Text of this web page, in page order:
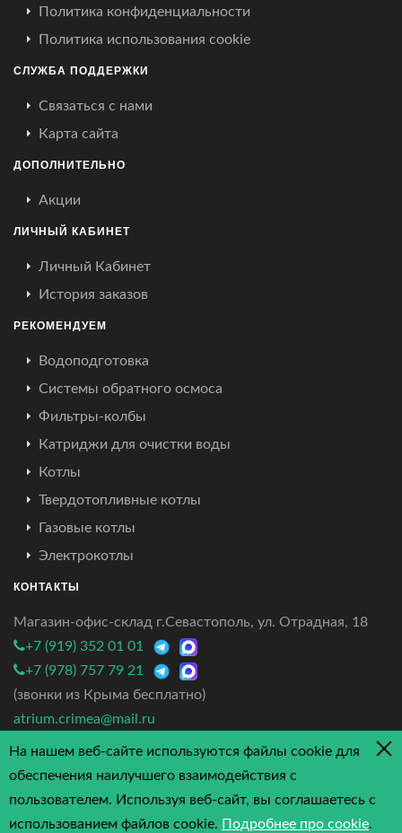
Политика конфиденциальности
Политика использования cookie
СЛУЖБА ПОДДЕРЖКИ
Связаться с нами
Карта сайта
ДОПОЛНИТЕЛЬНО
Акции
ЛИЧНЫЙ КАБИНЕТ
Личный Кабинет
История заказов
РЕКОМЕНДУЕМ
Водоподготовка
Системы обратного осмоса
Фильтры-колбы
Катриджи для очистки воды
Котлы
Твердотопливные котлы
Газовые котлы
Электрокотлы
КОНТАКТЫ
Магазин-офис-склад г.Севастополь, ул. Отрадная, 18
+7 (919) 352 01 01
+7 (978) 757 79 21
(звонки из Крыма бесплатно)
atrium.crimea@mail.ru
4.7/5 - 3 отзыва
На нашем веб-сайте используются файлы cookie для
обеспечения наилучшего взаимодействия с
пользователем. Используя веб-сайт, вы соглашаетесь с
использованием файлов cookie. Подробнее про cookie.